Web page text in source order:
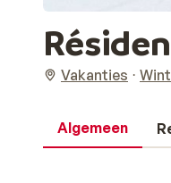
Vakanties
Algemeen